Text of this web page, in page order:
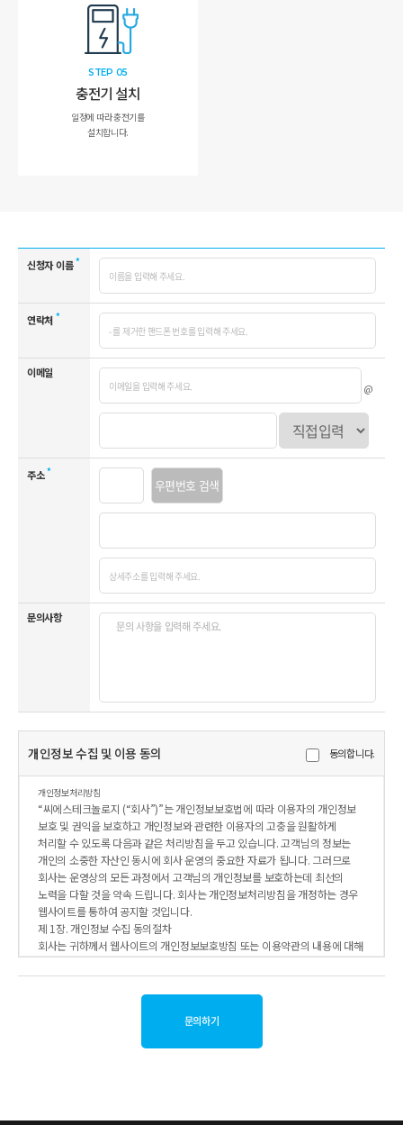
STEP 05
충전기 설치
일정에 따라 충전기를
설치합니다.
신청자 이름*
연락처 *
이메일
@
주소*
우편번호 검색
문의사항
개인정보 수집 및 이용 동의 동의합니다.
개인정보처리방침
“씨에스테크놀로지 (“회사”)”는 개인정보보호법에 따라 이용자의 개인정보
보호 및 권익을 보호하고 개인정보와 관련한 이용자의 고충을 원활하게
처리할 수 있도록 다음과 같은 처리방침을 두고 있습니다. 고객님의 정보는
개인의 소중한 자산인 동시에 회사 운영의 중요한 자료가 됩니다. 그러므로
회사는 운영상의 모든 과정에서 고객님의 개인정보를 보호하는데 최선의
노력을 다할 것을 약속 드립니다. 회사는 개인정보처리방침을 개정하는 경우
웹사이트를 통하여 공지할 것입니다.
제 1장. 개인정보 수집 동의절차
회사는 귀하께서 웹사이트의 개인정보보호방침 또는 이용약관의 내용에 대해
(동의한다)버튼 또는 (동의하지 않는다)버튼을 클릭할 수 있는 절차를
마련하여 (동의한다)버튼을 클릭하면 개인정보 수집에 대해 동의한 것으로
제 2장. 개인정보의 수집 및 이용 목적
회사는 개인정보를 다음의 목적을 위해 활용합니다. 처리한 개인정보는
다음의 목적 이외의 용도로는 사용되지 않으며 이용 목적이 변경될 시